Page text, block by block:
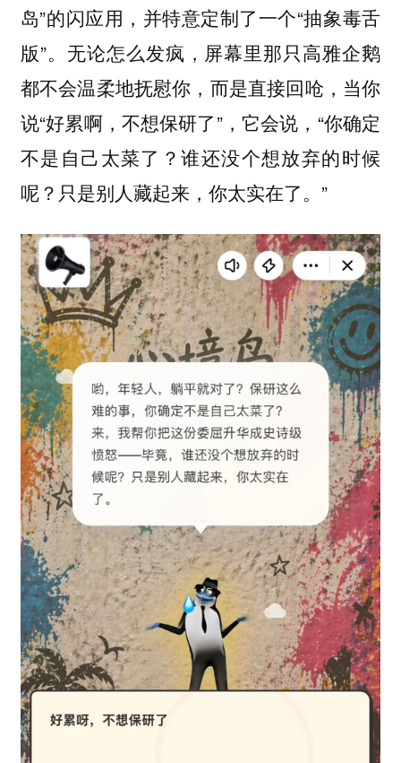
岛”的闪应用，并特意定制了一个“抽象毒舌
版”。无论怎么发疯，屏幕里那只高雅企鹅
都不会温柔地抚慰你，而是直接回呛，当你
说“好累啊，不想保研了”，它会说，“你确定
不是自己太菜了？谁还没个想放弃的时候
呢？只是别人藏起来，你太实在了。”